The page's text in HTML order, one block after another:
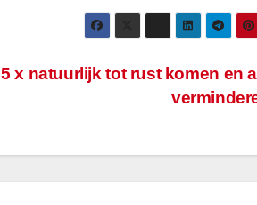
5 x natuurlijk tot rust komen en